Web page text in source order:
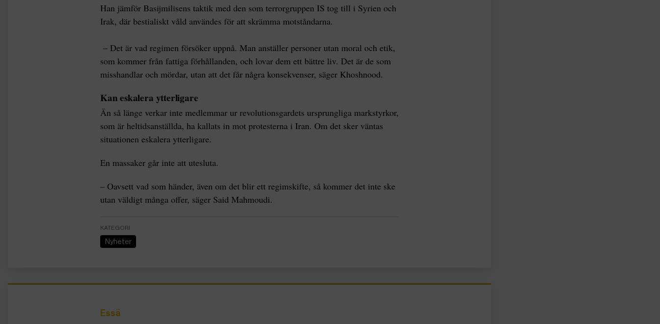
Han jämför Basijmilisens taktik med den som terrorgruppen IS tog till i Syrien och
Irak, där bestialiskt våld användes för att skrämma motståndarna.
– Det är vad regimen försöker uppnå. Man anställer personer utan moral och etik,
som kommer från fattiga förhållanden, och lovar dem ett bättre liv. Det är de som
misshandlar och mördar, utan att det får några konsekvenser, säger Khoshnood.
Kan eskalera ytterligare
Än så länge verkar inte medlemmar ur revolutionsgardets ursprungliga markstyrkor,
som är heltidsanställda, ha kallats in mot protesterna i Iran. Om det sker väntas
situationen eskalera ytterligare.
En massaker går inte att utesluta.
– Oavsett vad som händer, även om det blir ett regimskifte, så kommer det inte ske
utan väldigt många offer, säger Said Mahmoudi.
KATEGORI
Nyheter
Essä